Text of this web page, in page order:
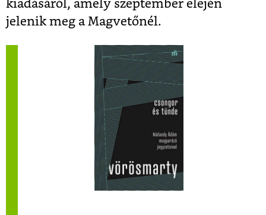
kiadásáról, amely szeptember elején
jelenik meg a Magvetőnél.